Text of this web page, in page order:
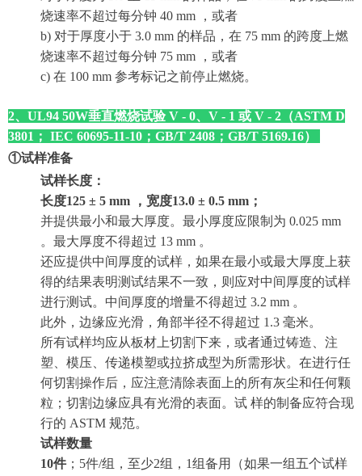
烧速率不超过每分钟 40 mm ，或者
b) 对于厚度小于 3.0 mm 的样品，在 75 mm 的跨度上燃
烧速率不超过每分钟 75 mm ，或者
c) 在 100 mm 参考标记之前停止燃烧。
2、UL94 50W垂直燃烧试验 V - 0、V - 1 或 V - 2（ASTM D
3801； IEC 60695-11-10； GB/T 2408；GB/T 5169.16）
①试样准备
试样长度：
长度125 ± 5 mm ，宽度13.0 ± 0.5 mm ；
并提供最小和最大厚度。最小厚度应限制为 0.025 mm
。最大厚度不得超过 13 mm 。
还应提供中间厚度的试样，如果在最小或最大厚度上获
得的结果表明测试结果不一致，则应对中间厚度的试样
进行测试。中间厚度的增量不得超过 3.2 mm 。
此外，边缘应光滑，角部半径不得超过 1.3 毫米。
所有试样均应从板材上切割下来，或者通过铸造、注
塑、模压、传递模塑或拉挤成型为所需形状。在进行任
何切割操作后，应注意清除表面上的所有灰尘和任何颗
粒；切割边缘应具有光滑的表面。试 样的制备应符合现
行的 ASTM 规范。
试样数量
10件；5件/组，至少2组，1组备用（如果一组五个试样